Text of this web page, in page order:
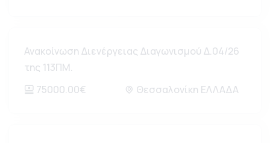
Ανακοίνωση Διενέργειας Διαγωνισμού Δ.04/26
της 113ΠΜ.
75000.00€
Θεσσαλονίκη ΕΛΛΑΔΑ